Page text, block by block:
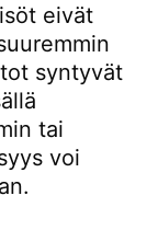
eivät
syntyvät
tai
voi